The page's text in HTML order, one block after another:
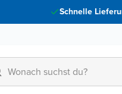
Schnelle